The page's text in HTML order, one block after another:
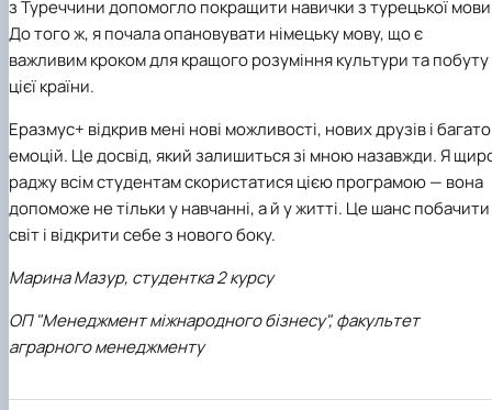
з Туреччини допомогло покращити навички з турецької
До того ж, я почала опановувати німецьку мову, що є
важливим кроком для кращого розуміння культури та побуту
цієї країни.
Еразмус+ відкрив мені нові можливості, нових друзів і багато
емоцій. Це досвід, який залишиться зі мною назавжди. Я
раджу всім студентам скористатися цією програмою — вона
допоможе не тільки у навчанні, а й у житті. Це шанс побачити
світ і відкрити себе з нового боку.
Марина Мазур, студентка 2 курсу
ОП "Менеджмент міжнародного бізнесу", факультет
аграрного менеджменту